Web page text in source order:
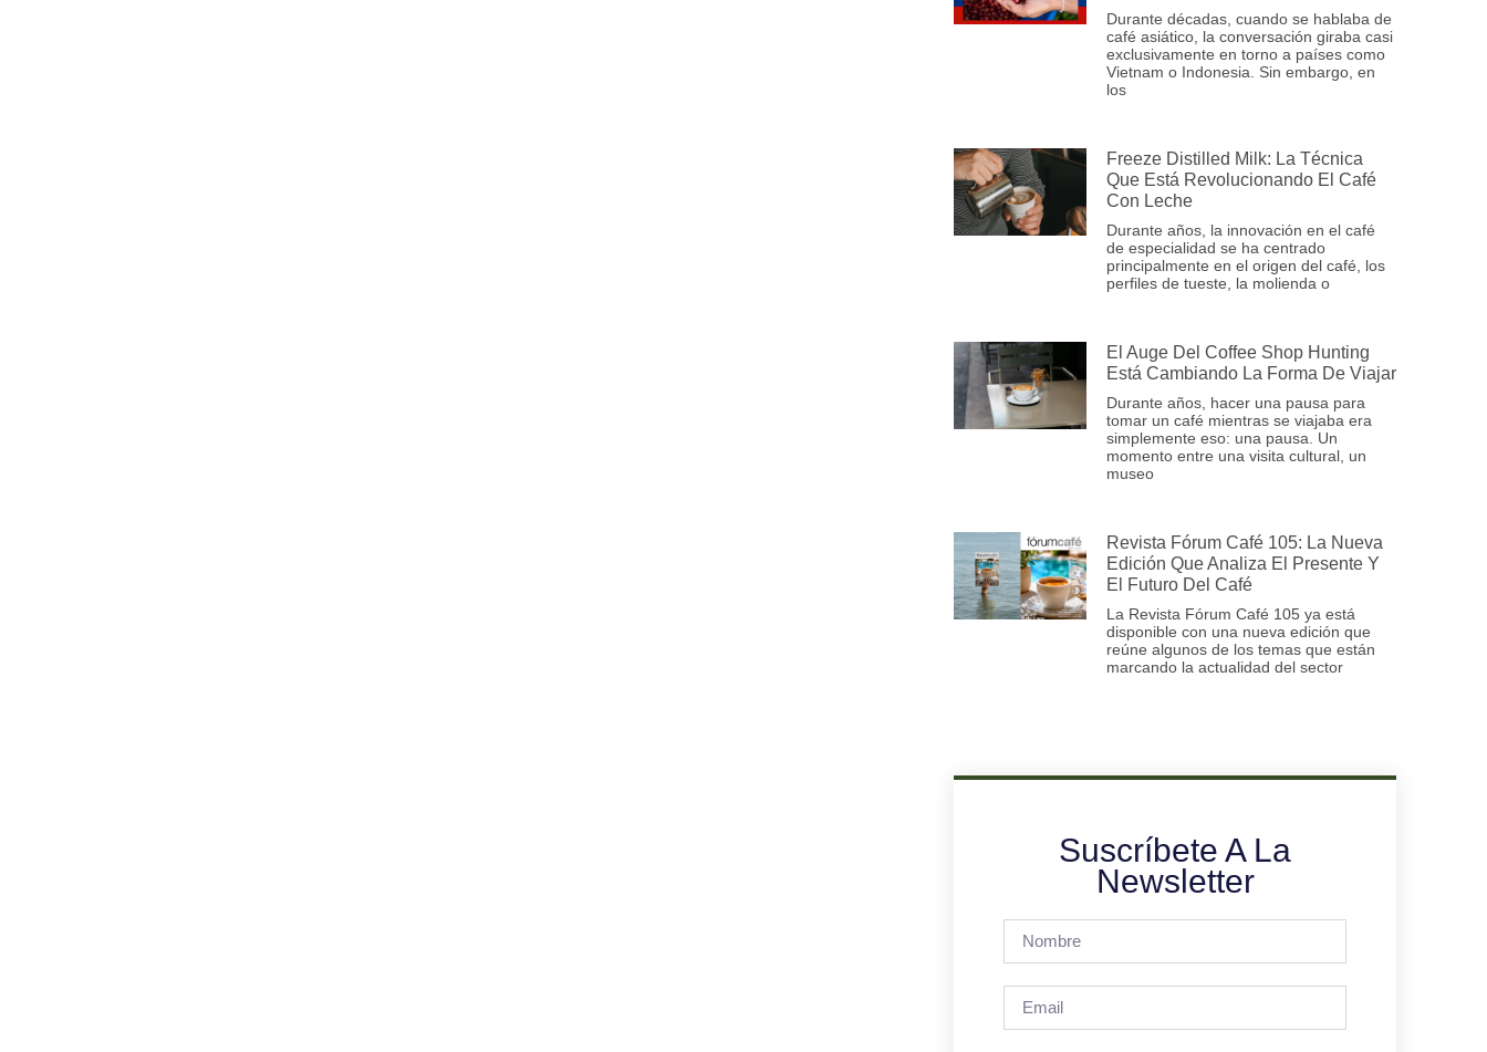
Durante décadas, cuando se hablaba de
café asiático, la conversación giraba casi
exclusivamente en torno a países como
Vietnam o Indonesia. Sin embargo, en
los
Freeze Distilled Milk: La Técnica
Que Está Revolucionando El Café
Con Leche
Durante años, la innovación en el café
de especialidad se ha centrado
principalmente en el origen del café, los
perfiles de tueste, la molienda o
El Auge Del Coffee Shop Hunting
Está Cambiando La Forma De Viajar
Durante años, hacer una pausa para
tomar un café mientras se viajaba era
simplemente eso: una pausa. Un
momento entre una visita cultural, un
museo
Revista Fórum Café 105: La Nueva
Edición Que Analiza El Presente Y
El Futuro Del Café
La Revista Fórum Café 105 ya está
disponible con una nueva edición que
reúne algunos de los temas que están
marcando la actualidad del sector
Suscríbete A La
Newsletter